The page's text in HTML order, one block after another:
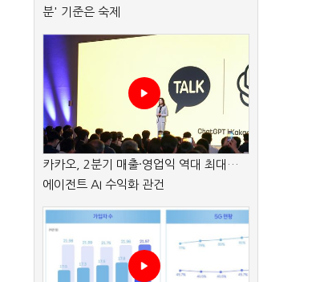
분' 기준은 숙제
카카오, 2분기 매출·영업익 역대 최대…
에이전트 AI 수익화 관건